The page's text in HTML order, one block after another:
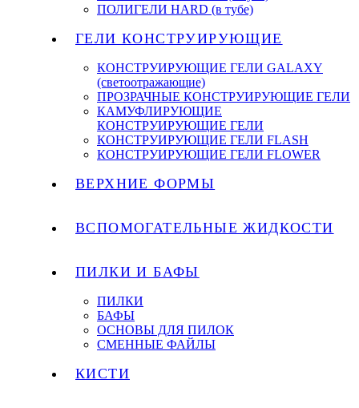
ПОЛИГЕЛИ HARD (в тубе)
ГЕЛИ КОНСТРУИРУЮЩИЕ
КОНСТРУИРУЮЩИЕ ГЕЛИ GALAXY
(светоотражающие)
ПРОЗРАЧНЫЕ КОНСТРУИРУЮЩИЕ ГЕЛИ
КАМУФЛИРУЮЩИЕ
КОНСТРУИРУЮЩИЕ ГЕЛИ
КОНСТРУИРУЮЩИЕ ГЕЛИ FLASH
КОНСТРУИРУЮЩИЕ ГЕЛИ FLOWER
ВЕРХНИЕ ФОРМЫ
ВСПОМОГАТЕЛЬНЫЕ ЖИДКОСТИ
ПИЛКИ И БАФЫ
ПИЛКИ
БАФЫ
ОСНОВЫ ДЛЯ ПИЛОК
СМЕННЫЕ ФАЙЛЫ
КИСТИ